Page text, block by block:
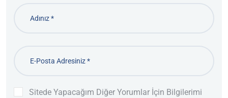
Sitede Yapacağım Diğer Yorumlar İçin Bilgilerimi